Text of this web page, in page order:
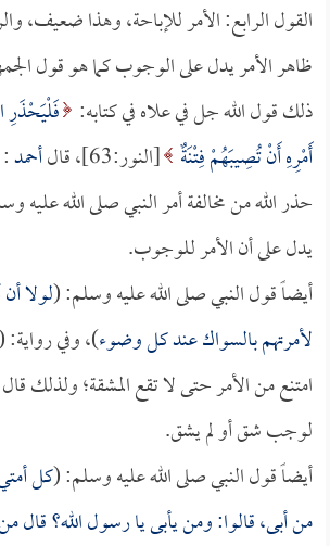
القول الرابع: الأمر للإباحة، وهذا ضعيف،
ظاهر الأمر يدل على الوجوب كما هو قول
ذلك قول الله جل في علاه في كتابه: فَلْيَحْذَرِ
أَمْرِهِ أَنْ تُصِيبَهُمْ فِتْنَةٌ [النور:63]، قال أحمد:
حذر الله من مخالفة أمر النبي صلى الله عليه
يدل على أن الأمر للوجوب.
أيضاً قول النبي صلى الله عليه وسلم: (لولا
لأمرتهم بالسواك عند كل وضوء)، وفي
امتنع من الأمر حتى لا تقع المشقة؛ ولذلك قال
لوجب شق أو لم يشق.
أيضاً قول النبي صلى الله عليه وسلم: (كل
من أبى، قالوا: ومن يأبى يا رسول الله؟ قال